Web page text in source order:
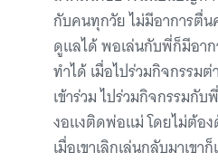
กับคนทุกวัย ไม่มีอาการตื่น
ดูแลได้ พอเล่นกับพี่ก็มีอาก
ทำได้ เมื่อไปร่วมกิจกรรม
เข้าร่วม ไปร่วมกิจกรรมกั
งอแงติดพ่อแม่ โดยไม่ต้อง
เมื่อเขาเลิกเล่นกลับมาเขาก็